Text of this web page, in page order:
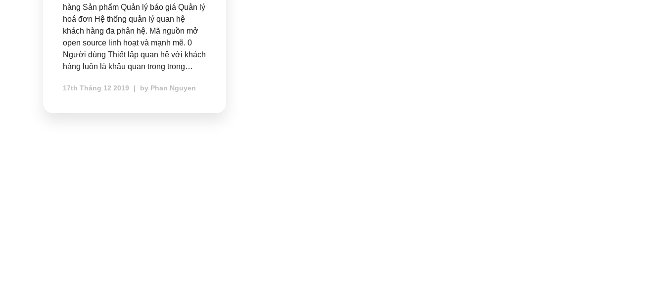
hàng Sản phẩm Quản lý báo giá Quản lý
hoá đơn Hệ thống quản lý quan hệ
khách hàng đa phân hệ. Mã nguồn mở
open source linh hoạt và mạnh mẽ. 0
Người dùng Thiết lập quan hệ với khách
hàng luôn là khâu quan trọng trong…
17th Tháng 12 2019 | by Phan Nguyen